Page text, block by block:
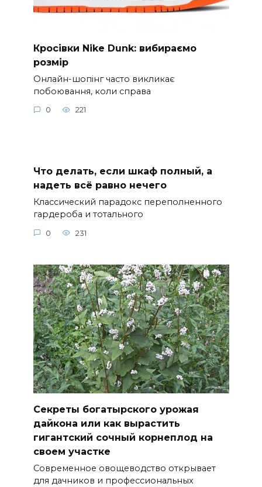
Кросівки Nike Dunk: вибираємо
розмір
Онлайн-шопінг часто викликає
побоювання, коли справа
0 221
Что делать, если шкаф полный, а
надеть всё равно нечего
Классический парадокс переполненного
гардероба и тотального
0 231
Секреты богатырского урожая
дайкона или как вырастить
гигантский сочный корнеплод на
своем участке
Современное овощеводство открывает
для дачников и профессиональных